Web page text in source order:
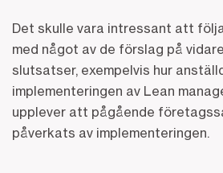
Det skulle vara intressant att
med något av de förslag på
slutsatser, exempelvis hur
implementeringen av Lean
upplever att pågående
påverkats av implementeringen.